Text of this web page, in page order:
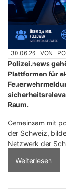
30.06.26 VON
Polizei.news
Plattformen für
Raum.
Gemeinsam mit
der Schweiz,
Netzwerk der
Weiterlesen